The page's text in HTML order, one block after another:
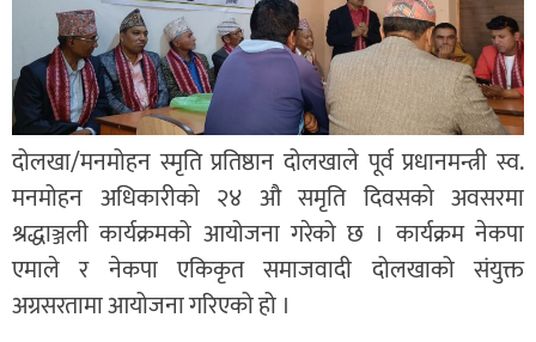
दोलखा/मनमोहन स्मृति प्रतिष्ठान दोलखाले पूर्व प्रधानमन्त्री स्व.
मनमोहन अधिकारीको २४ औ समृति दिवसको अवसरमा
श्रद्धाञ्जली कार्यक्रमको आयोजना गरेको छ । कार्यक्रम नेकपा
एमाले र नेकपा एकिकृत समाजवादी दोलखाको संयुक्त
अग्रसरतामा आयोजना गरिएको हो ।